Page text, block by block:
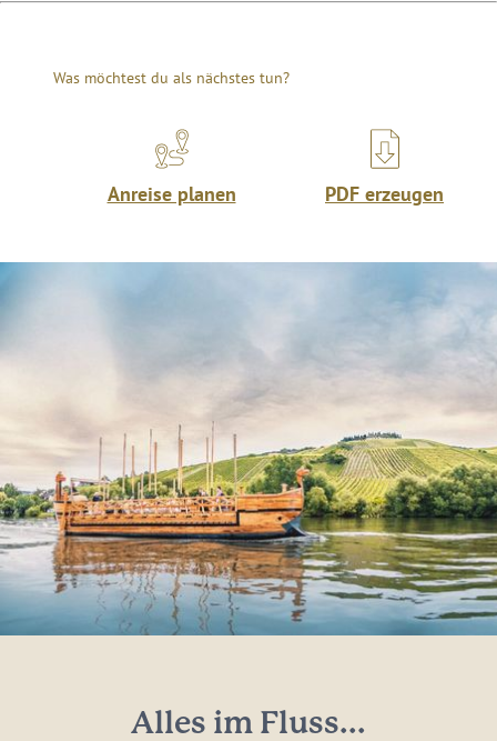
Was möchtest du als nächstes tun?
Anreise planen PDF erzeugen
Alles im Fluss...